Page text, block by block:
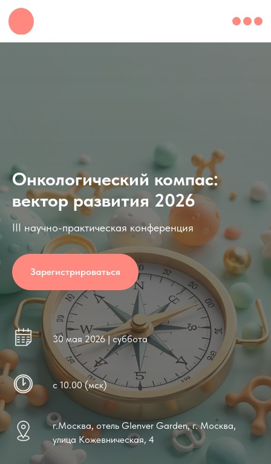
Онкологический компас:
вектор развития 2026
III научно-практическая конференция
Зарегистрироваться
30 мая 2026 | суббота
с 10.00 (мск)
г.Москва, отель Glenver Garden, г. Москва,
улица Кожевническая, 4